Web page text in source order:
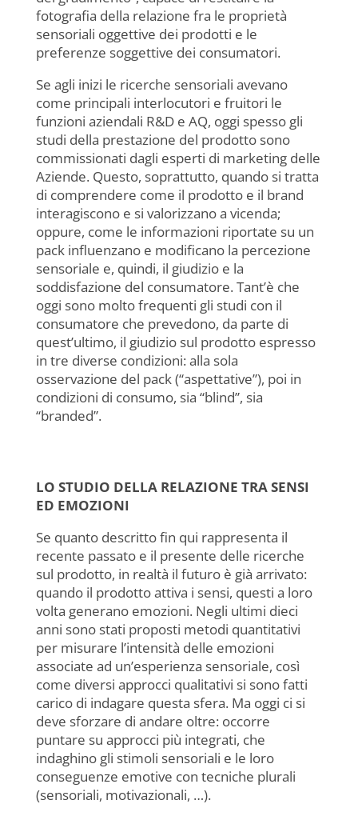
fotografia della relazione fra le proprietà
sensoriali oggettive dei prodotti e le
preferenze soggettive dei consumatori.
Se agli inizi le ricerche sensoriali avevano
come principali interlocutori e fruitori le
funzioni aziendali R&D e AQ, oggi spesso gli
studi della prestazione del prodotto sono
commissionati dagli esperti di marketing delle
Aziende. Questo, soprattutto, quando si tratta
di comprendere come il prodotto e il brand
interagiscono e si valorizzano a vicenda;
oppure, come le informazioni riportate su un
pack influenzano e modificano la percezione
sensoriale e, quindi, il giudizio e la
soddisfazione del consumatore. Tant’è che
oggi sono molto frequenti gli studi con il
consumatore che prevedono, da parte di
quest’ultimo, il giudizio sul prodotto espresso
in tre diverse condizioni: alla sola
osservazione del pack (“aspettative”), poi in
condizioni di consumo, sia “blind”, sia
“branded”.
LO STUDIO DELLA RELAZIONE TRA SENSI
ED EMOZIONI
Se quanto descritto fin qui rappresenta il
recente passato e il presente delle ricerche
sul prodotto, in realtà il futuro è già arrivato:
quando il prodotto attiva i sensi, questi a loro
volta generano emozioni. Negli ultimi dieci
anni sono stati proposti metodi quantitativi
per misurare l’intensità delle emozioni
associate ad un’esperienza sensoriale, così
come diversi approcci qualitativi si sono fatti
carico di indagare questa sfera. Ma oggi ci si
deve sforzare di andare oltre: occorre
puntare su approcci più integrati, che
indaghino gli stimoli sensoriali e le loro
conseguenze emotive con tecniche plurali
(sensoriali, motivazionali, …).